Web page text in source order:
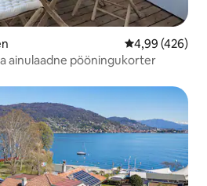
Keskmine
4,99 (426)
ainulaadne pööningukorter